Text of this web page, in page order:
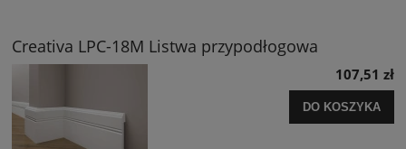
Creativa LPC-18M Listwa przypodłogowa
107,51 zł
DO KOSZYKA